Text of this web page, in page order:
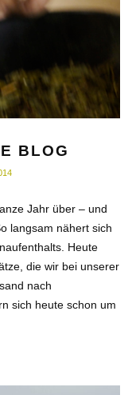
BLOG
Jahr über – und
langsam nähert sich
Heute
die wir bei unserer
nach
sich heute schon um